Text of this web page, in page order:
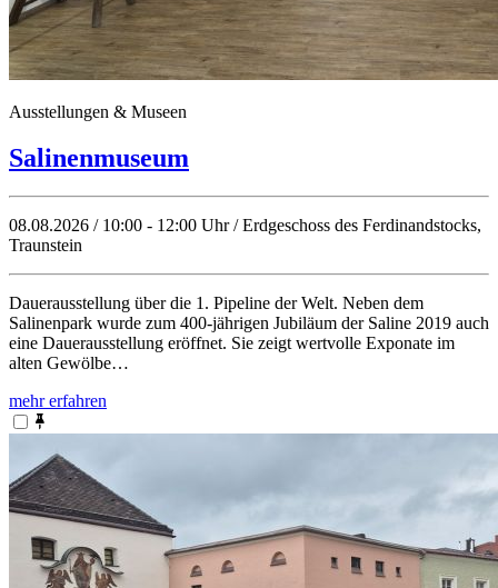
Ausstellungen & Museen
Salinenmuseum
08.08.2026 / 10:00 - 12:00 Uhr / Erdgeschoss des Ferdinandstocks,
Traunstein
Dauerausstellung über die 1. Pipeline der Welt. Neben dem
Salinenpark wurde zum 400-jährigen Jubiläum der Saline 2019 auch
eine Dauerausstellung eröffnet. Sie zeigt wertvolle Exponate im
alten Gewölbe…
mehr erfahren